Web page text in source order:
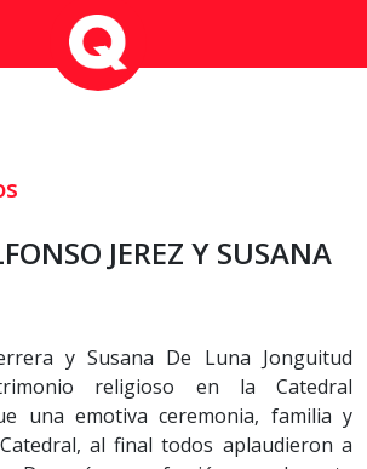
JEREZ Y SUSANA
y Susana De Luna Jonguitud
religioso en la Catedral
una emotiva ceremonia, familia y
al final todos aplaudieron a